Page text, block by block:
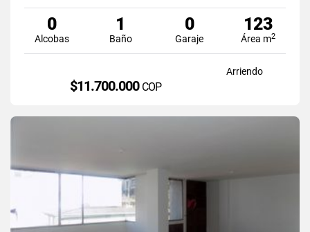
0
Alcobas
1
Baño
0
Garaje
123
Área m2
Arriendo
$11.700.000 COP